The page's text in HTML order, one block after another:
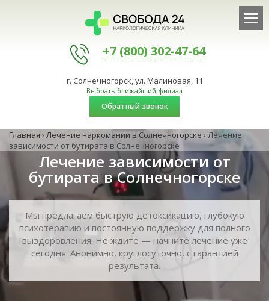
+7 (800) 302-47-64
г. Солнечногорск, ул. Малиновая, 11
Выбрать ближайший филиал
Обратный звонок
Главная › Лечение наркомании в Солнечногорске › Лечение
зависимости от бутирата в Солнечногорске
Лечение зависимости от
бутирата в Солнечногорске
Мы предлагаем быструю детоксикацию, глубокую
психотерапию и постоянную поддержку для полного
выздоровления. Не ждите — начните лечение уже
сегодня. Анонимно, круглосуточно, с гарантией
результата.